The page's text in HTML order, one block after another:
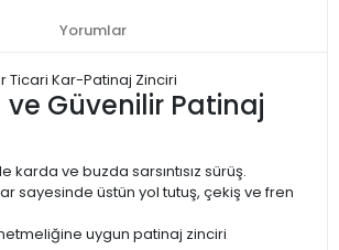
Yorumlar
Ticari Kar-Patinaj Zinciri
ve Güvenilir Patinaj
karda ve buzda sarsıntısız sürüş.
sayesinde üstün yol tutuş, çekiş ve fren
uygun patinaj zinciri